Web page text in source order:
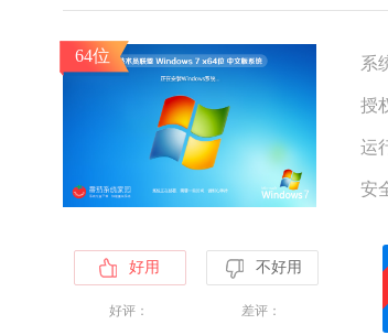
64位 系
授
运
安
好用
好评：
不好用
差评：